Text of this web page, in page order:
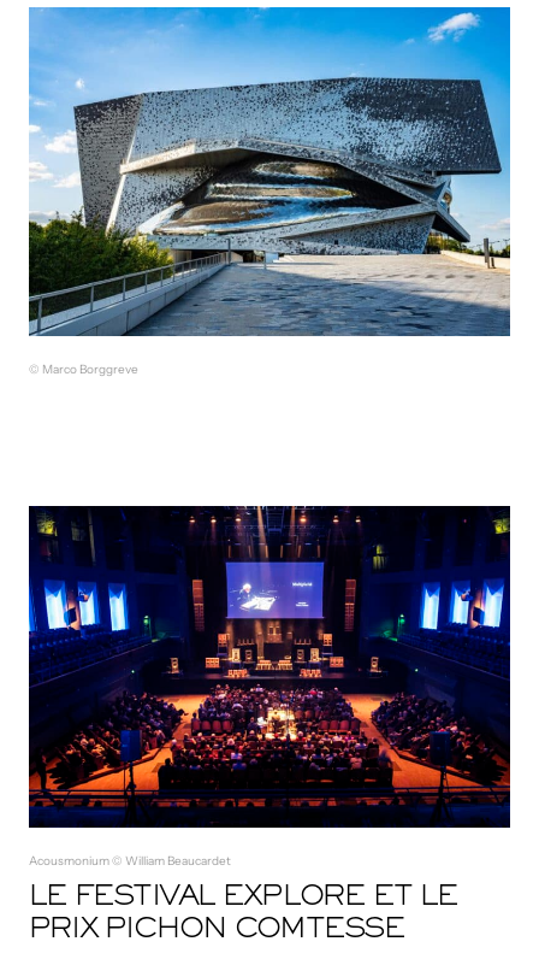
© Marco Borggreve
Acousmonium © William Beaucardet
LE FESTIVAL EXPLORE ET LE
PRIX PICHON COMTESSE